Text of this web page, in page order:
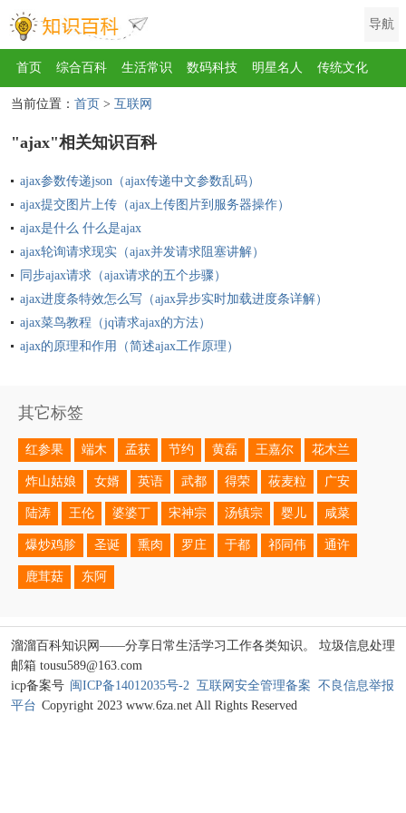
导航
首页 综合百科 生活常识 数码科技 明星名人 传统文化
互联网 健康 影视 美食
运动 游戏 家电 地理
歌曲 动物 植物
当前位置： 首页 > 互联网
"ajax"相关知识百科
ajax参数传递json（ajax传递中文参数乱码）
ajax提交图片上传（ajax上传图片到服务器操作）
ajax是什么 什么是ajax
ajax轮询请求现实（ajax并发请求阻塞讲解）
同步ajax请求（ajax请求的五个步骤）
ajax进度条特效怎么写（ajax异步实时加载进度条详解）
ajax菜鸟教程（jq请求ajax的方法）
ajax的原理和作用（简述ajax工作原理）
其它标签
红参果 端木 孟获 节约 黄磊 王嘉尔 花木兰
炸山姑娘 女婿 英语 武都 得荣 莜麦粒 广安
陆涛 王伦 婆婆丁 宋神宗 汤镇宗 婴儿 咸菜
爆炒鸡胗 圣诞 熏肉 罗庄 于都 祁同伟 通许
鹿茸菇 东阿
溜溜百科知识网——分享日常生活学习工作各类知识。 垃圾信息处理
邮箱 tousu589@163.com
icp备案号 闽ICP备14012035号-2 互联网安全管理备案 不良信息举报
平台 Copyright 2023 www.6za.net All Rights Reserved